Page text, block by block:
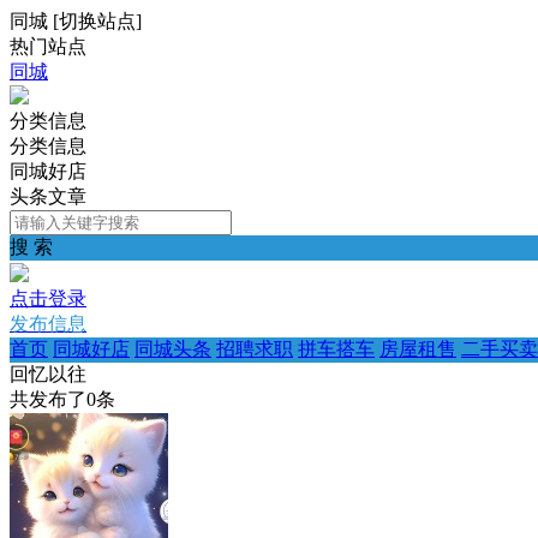
同城 [切换站点]
热门站点
同城
分类信息
分类信息
同城好店
头条文章
搜 索
点击登录
发布信息
首页 同城好店 同城头条 招聘求职 拼车搭车 房屋租售 二手买卖
回忆以往
共发布了0条